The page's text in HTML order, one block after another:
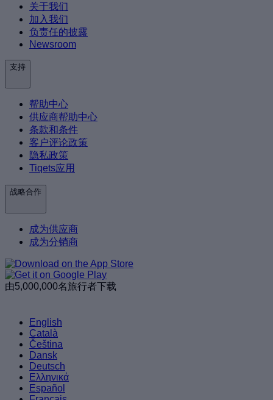
关于我们
加入我们
负责任的披露
Newsroom
支持
帮助中心
供应商帮助中心
条款和条件
客户评论政策
隐私政策
Tiqets应用
战略合作
成为供应商
成为分销商
由5,000,000名旅行者下载
English
Català
Čeština
Dansk
Deutsch
Ελληνικά
Español